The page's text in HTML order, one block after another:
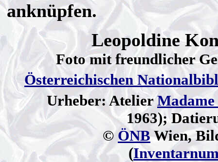
anknüpfen.
Leopoldine
Foto mit freundlicher
Österreichischen
Urheber: Atelier
1963);
©ÖNBWien,
(